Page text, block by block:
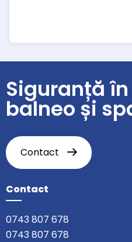
Siguranță
balneo și
Contact
Contact
0743 807 678
0743 807 678